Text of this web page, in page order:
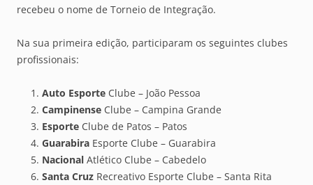
recebeu o nome de Torneio de Integração.
Na sua primeira edição, participaram os seguintes clubes
profissionais:
Auto Esporte Clube – João Pessoa
Campinense Clube – Campina Grande
Esporte Clube de Patos – Patos
Guarabira Esporte Clube – Guarabira
Nacional Atlético Clube – Cabedelo
Santa Cruz Recreativo Esporte Clube – Santa Rita